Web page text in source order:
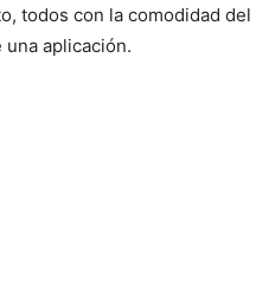
todos con la comodidad
una aplicación.